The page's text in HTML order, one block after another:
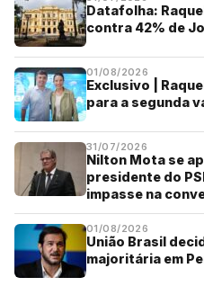
Datafolha:
contra 42% de
01/08/2026
Exclusivo |
para a segunda
31/07/2026
Nilton Mota se
presidente do
impasse na
01/08/2026
União Brasil
majoritária em